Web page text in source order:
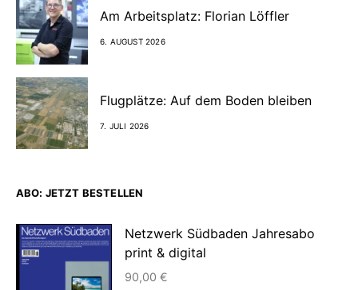
Am Arbeitsplatz: Florian Löffler
6. AUGUST 2026
Flugplätze: Auf dem Boden bleiben
7. JULI 2026
ABO: JETZT BESTELLEN
Netzwerk Südbaden Jahresabo
print & digital
90,00 €